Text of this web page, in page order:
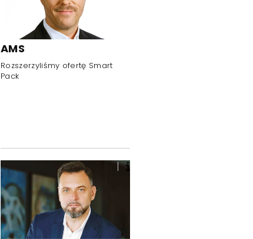
AMS
Rozszerzyliśmy ofertę Smart
Pack